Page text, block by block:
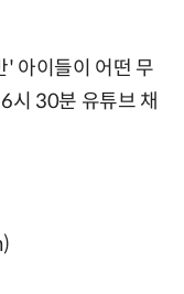
' 아이들이 어떤 무
시 30분 유튜브 채